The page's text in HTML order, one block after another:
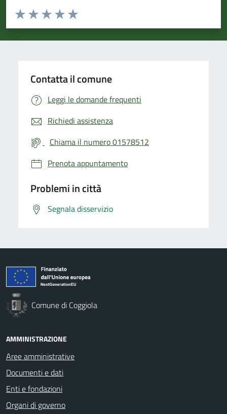
Valuta da 1 a 5 stelle la pagina
Valuta 5 stelle su 5
Valuta 4 stelle su 5
Valuta 3 stelle su 5
Valuta 2 stelle su 5
Valuta 1 stelle su 5
Contatta il comune
Leggi le domande frequenti
Richiedi assistenza
Chiama il numero 01578512
Prenota appuntamento
Problemi in città
Segnala disservizio
Comune di Coggiola
AMMINISTRAZIONE
Aree amministrative
Documenti e dati
Enti e fondazioni
Organi di governo